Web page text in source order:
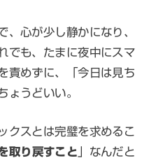
、心が少し静かになり、
でも、たまに夜中にスマ
責めずに、「今日は見ち
ょうどいい。
クスとは完璧を求めるこ
取り戻すこと
」なんだと